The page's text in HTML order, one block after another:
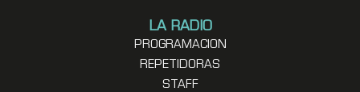
LA RADIO
PROGRAMACION
REPETIDORAS
STAFF